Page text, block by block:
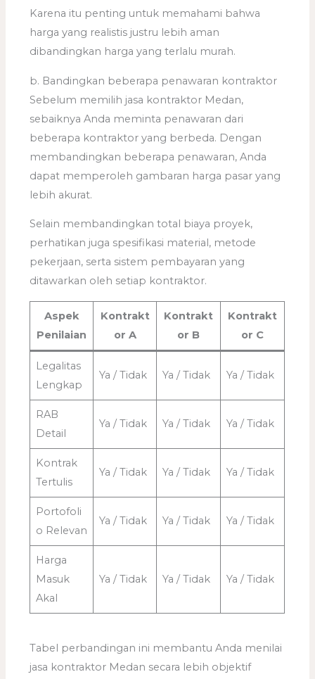
Karena itu penting untuk memahami bahwa
harga yang realistis justru lebih aman
dibandingkan harga yang terlalu murah.
b. Bandingkan beberapa penawaran kontraktor
Sebelum memilih jasa kontraktor Medan,
sebaiknya Anda meminta penawaran dari
beberapa kontraktor yang berbeda. Dengan
membandingkan beberapa penawaran, Anda
dapat memperoleh gambaran harga pasar yang
lebih akurat.
Selain membandingkan total biaya proyek,
perhatikan juga spesifikasi material, metode
pekerjaan, serta sistem pembayaran yang
ditawarkan oleh setiap kontraktor.
Aspek
Penilaian
Kontrakt
or A
Kontrakt
or B
Kontrakt
or C
Legalitas
Lengkap
Ya / Tidak Ya / Tidak Ya / Tidak
RAB
Detail
Ya / Tidak Ya / Tidak Ya / Tidak
Kontrak
Tertulis
Ya / Tidak Ya / Tidak Ya / Tidak
Portofoli
o Relevan
Ya / Tidak Ya / Tidak Ya / Tidak
Harga
Masuk
Akal
Ya / Tidak Ya / Tidak Ya / Tidak
Tabel perbandingan ini membantu Anda menilai
jasa kontraktor Medan secara lebih objektif